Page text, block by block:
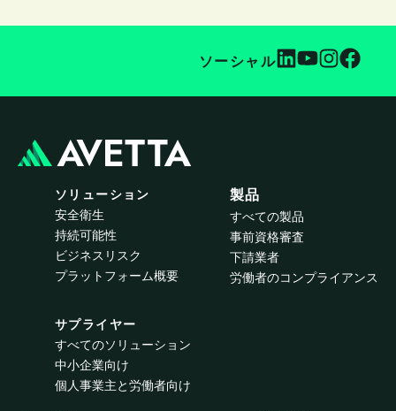
ソーシャル
ソリューション
安全衛生
持続可能性
ビジネスリスク
プラットフォーム概要
サプライヤー
すべてのソリューション
中小企業向け
個人事業主と労働者向け
製品
すべての製品
事前資格審査
下請業者
労働者のコンプライアンス